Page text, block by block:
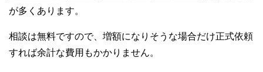
が多くあります。
相談は無料ですので、増額になりそうな場合だけ正式依頼
すれば余計な費用もかかりません。